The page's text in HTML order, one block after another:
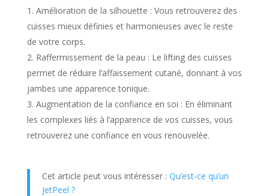
Amélioration de la silhouette : Vous retrouverez des
cuisses mieux définies et harmonieuses avec le reste
de votre corps.
Raffermissement de la peau : Le lifting des cuisses
permet de réduire l’affaissement cutané, donnant à vos
jambes une apparence tonique.
Augmentation de la confiance en soi : En éliminant
les complexes liés à l’apparence de vos cuisses, vous
retrouverez une confiance en vous renouvelée.
Cet article peut vous intéresser : Qu’est-ce qu’un
JetPeel ?